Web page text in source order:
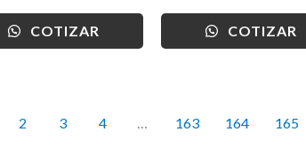
COTIZAR COTIZAR
2 3 4 163 164 165